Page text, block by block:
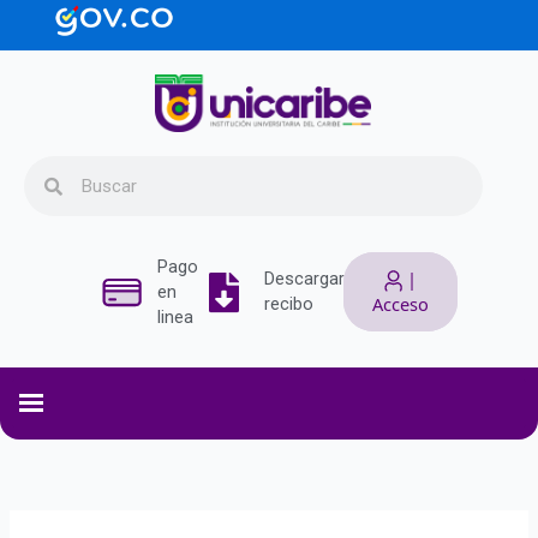
contenido
Pago
en
linea
Descargar
recibo
|
Acceso